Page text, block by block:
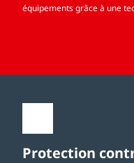
équipements grâce à une
Protection